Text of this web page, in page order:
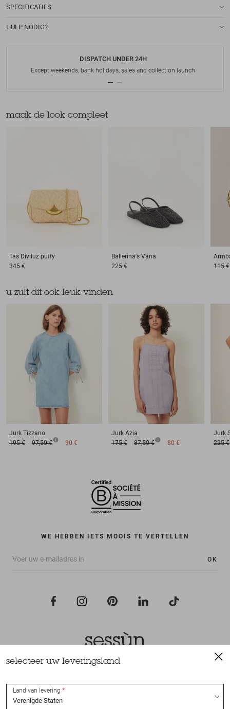
SPECIFICATIES
HULP NODIG?
DISPATCH UNDER 24H
Except weekends, bank holidays, sales and collection launch
maak de look compleet
Tas Diviluz puffy
345 €
Ballerina's Vana
225 €
115 €
u zult dit ook leuk vinden
Jurk Tizzano
195 €
97,50 € 90 €
Jurk Azia
175 €
87,50 € 80 €
Jurk
225 €
WE HEBBEN IETS MOOIS TE VERTELLEN
OK
Alle rechten voorbehouden Sessùn 2022
selecteer uw leveringsland
Land van levering